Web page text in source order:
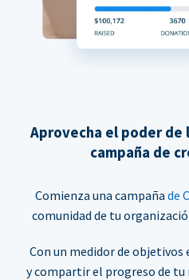
Aprovecha el poder de
campaña de
Comienza una campaña de
comunidad de tu
Con un medidor de
y compartir el progreso de tu